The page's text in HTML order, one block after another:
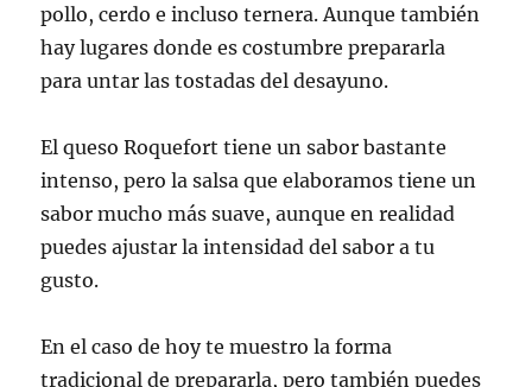
pollo, cerdo e incluso ternera. Aunque también
hay lugares donde es costumbre prepararla
para untar las tostadas del desayuno.
El queso Roquefort tiene un sabor bastante
intenso, pero la salsa que elaboramos tiene un
sabor mucho más suave, aunque en realidad
puedes ajustar la intensidad del sabor a tu
gusto.
En el caso de hoy te muestro la forma
tradicional de prepararla, pero también puedes